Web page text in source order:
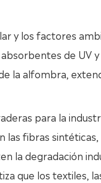
y los factores
de UV
la alfombra,
para la
las fibras
la degradación
que los textiles,